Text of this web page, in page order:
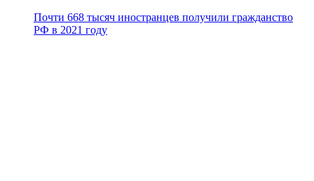
Почти 668 тысяч иностранцев получили гражданство
РФ в 2021 году